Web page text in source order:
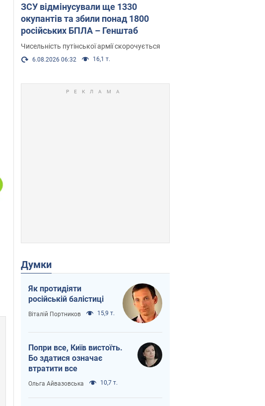
ЗСУ відмінусували ще 1330
окупантів та збили понад 1800
російських БПЛА – Генштаб
Чисельність путінської армії скорочується
6.08.2026 06:32 16,1 т.
Думки
Як протидіяти
російській балістиці
Віталій Портников 15,9 т.
Попри все, Київ вистоїть.
Бо здатися означає
втратити все
Ольга Айвазовська 10,7 т.